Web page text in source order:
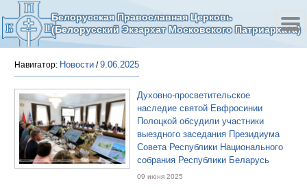
Белорусская Православная Церковь
(Белорусский Экзархат Московского Патриархата)
Навигатор: Новости /9.06.2025
Духовно-просветительское
наследие святой Евфросинии
Полоцкой обсудили участники
выездного заседания Президиума
Совета Республики Национального
собрания Республики Беларусь
09 июня 2025